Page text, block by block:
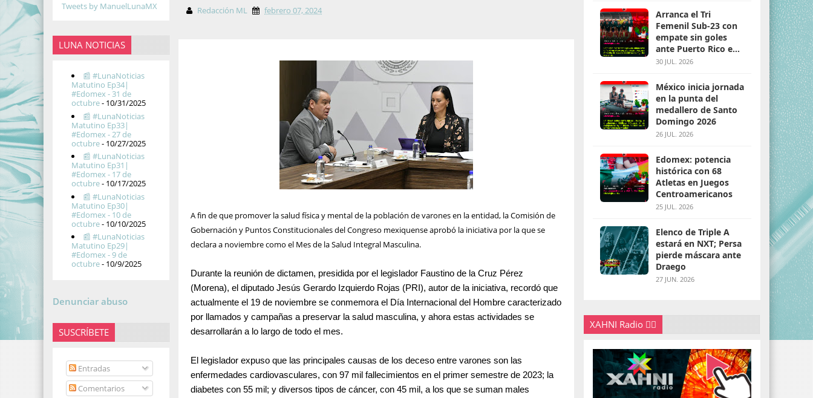
Tweets by ManuelLunaMX
LUNA NOTICIAS
📰 #LunaNoticias
Matutino Ep34|
#Edomex - 31 de
octubre- 10/31/2025
📰 #LunaNoticias
Matutino Ep33|
#Edomex - 27 de
octubre- 10/27/2025
📰 #LunaNoticias
Matutino Ep31|
#Edomex - 17 de
octubre- 10/17/2025
📰 #LunaNoticias
Matutino Ep30|
#Edomex - 10 de
octubre- 10/10/2025
📰 #LunaNoticias
Matutino Ep29|
#Edomex - 9 de
octubre- 10/9/2025
Denunciar abuso
SUSCRÍBETE
Entradas
Comentarios
Redacción ML febrero 07, 2024
A fin de que promover la salud física y mental de la población de varones en la entidad, la Comisión de
Gobernación y Puntos Constitucionales del Congreso mexiquense aprobó la iniciativa por la que se
declara a noviembre como el Mes de la Salud Integral Masculina.
Durante la reunión de dictamen, presidida por el legislador Faustino de la Cruz Pérez
(Morena), el diputado Jesús Gerardo Izquierdo Rojas (PRI), autor de la iniciativa, recordó que
actualmente el 19 de noviembre se conmemora el Día Internacional del Hombre caracterizado
por llamados y campañas a preservar la salud masculina, y ahora estas actividades se
desarrollarán a lo largo de todo el mes.
El legislador expuso que las principales causas de los deceso entre varones son las
enfermedades cardiovasculares, con 97 mil fallecimientos en el primer semestre de 2023; la
diabetes con 55 mil; y diversos tipos de cáncer, con 45 mil, a los que se suman males
Arranca el Tri
Femenil Sub-23 con
empate sin goles
ante Puerto Rico en
Santo Domingo 2026
30 JUL. 2026
México inicia jornada
en la punta del
medallero de Santo
Domingo 2026
26 JUL. 2026
Edomex: potencia
histórica con 68
Atletas en Juegos
Centroamericanos
25 JUL. 2026
Elenco de Triple A
estará en NXT; Persa
pierde máscara ante
Draego
27 JUN. 2026
XAHNI Radio 👇🏽